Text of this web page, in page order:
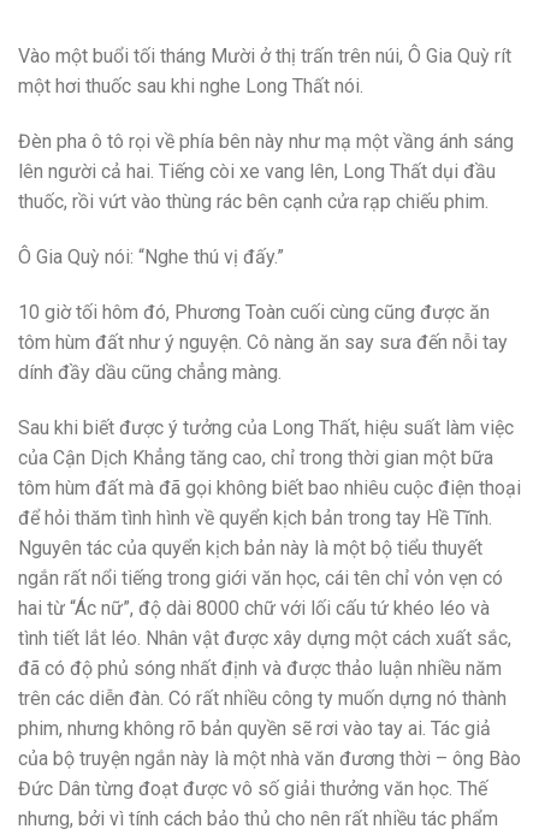
Vào một buổi tối tháng Mười ở thị trấn trên núi, Ô Gia Quỳ rít
một hơi thuốc sau khi nghe Long Thất nói.
Đèn pha ô tô rọi về phía bên này như mạ một vầng ánh sáng
lên người cả hai. Tiếng còi xe vang lên, Long Thất dụi đầu
thuốc, rồi vứt vào thùng rác bên cạnh cửa rạp chiếu phim.
Ô Gia Quỳ nói: “Nghe thú vị đấy.”
10 giờ tối hôm đó, Phương Toàn cuối cùng cũng được ăn
tôm hùm đất như ý nguyện. Cô nàng ăn say sưa đến nỗi tay
dính đầy dầu cũng chẳng màng.
Sau khi biết được ý tưởng của Long Thất, hiệu suất làm việc
của Cận Dịch Khẳng tăng cao, chỉ trong thời gian một bữa
tôm hùm đất mà đã gọi không biết bao nhiêu cuộc điện thoại
để hỏi thăm tình hình về quyển kịch bản trong tay Hề Tĩnh.
Nguyên tác của quyển kịch bản này là một bộ tiểu thuyết
ngắn rất nổi tiếng trong giới văn học, cái tên chỉ vỏn vẹn có
hai từ “Ác nữ”, độ dài 8000 chữ với lối cấu tứ khéo léo và
tình tiết lắt léo. Nhân vật được xây dựng một cách xuất sắc,
đã có độ phủ sóng nhất định và được thảo luận nhiều năm
trên các diễn đàn. Có rất nhiều công ty muốn dựng nó thành
phim, nhưng không rõ bản quyền sẽ rơi vào tay ai. Tác giả
của bộ truyện ngắn này là một nhà văn đương thời – ông Bào
Đức Dân từng đoạt được vô số giải thưởng văn học. Thế
nhưng, bởi vì tính cách bảo thủ cho nên rất nhiều tác phẩm